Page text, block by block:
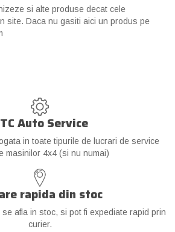
si alte produse decat cele
site. Daca nu gasiti aici un produs pe
Auto Service
in toate tipurile de lucrari de service
masinilor 4x4 (si nu numai)
rapida din stoc
afla in stoc, si pot fi expediate rapid prin
curier.